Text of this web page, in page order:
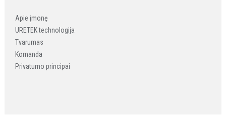
Apie įmonę
URETEK technologija
Tvarumas
Komanda
Privatumo principai